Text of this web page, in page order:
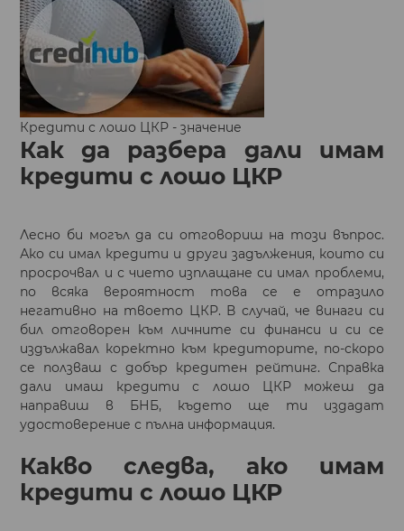
Кредити с лошо ЦКР - значение
Как да разбера дали имам
кредити с лошо ЦКР
Лесно би могъл да си отговориш на този въпрос.
Ако си имал кредити и други задължения, които си
просрочвал и с чието изплащане си имал проблеми,
по всяка вероятност това се е отразило
негативно на твоето ЦКР. В случай, че винаги си
бил отговорен към личните си финанси и си се
издължавал коректно към кредиторите, по-скоро
се ползваш с добър кредитен рейтинг. Справка
дали имаш кредити с лошо ЦКР можеш да
направиш в БНБ, където ще ти издадат
удостоверение с пълна информация.
Какво следва, ако имам
кредити с лошо ЦКР